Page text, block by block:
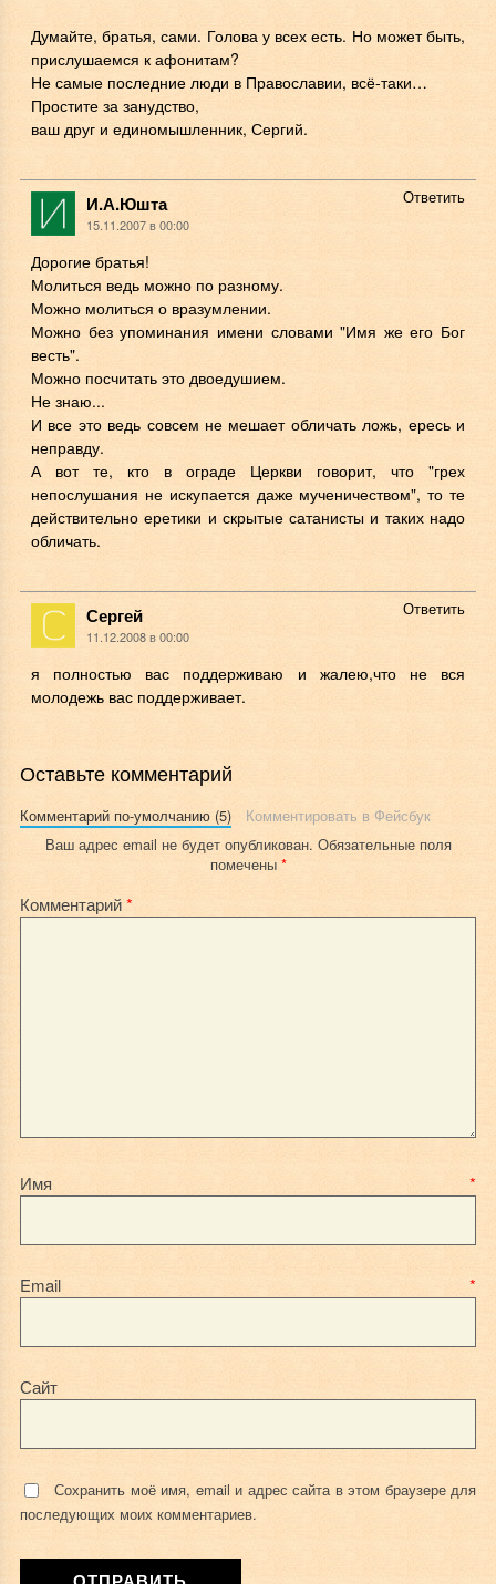
Думайте, братья, сами. Голова у всех есть. Но может быть,
прислушаемся к афонитам?
Не самые последние люди в Православии, всё-таки…
Простите за занудство,
ваш друг и единомышленник, Сергий.
И.А.Юшта
15.11.2007 в 00:00
Дорогие братья!
Молиться ведь можно по разному.
Можно молиться о вразумлении.
Можно без упоминания имени словами "Имя же его Бог
весть".
Можно посчитать это двоедушием.
Не знаю...
И все это ведь совсем не мешает обличать ложь, ересь и
неправду.
А вот те, кто в ограде Церкви говорит, что "грех
непослушания не искупается даже мученичеством", то те
действительно еретики и скрытые сатанисты и таких надо
обличать.
Ответить
Сергей
11.12.2008 в 00:00
я полностью вас поддерживаю и жалею,что не вся
молодежь вас поддерживает.
Ответить
Оставьте комментарий
Комментарий по-умолчанию (5)
Комментировать в Фейсбук
Ваш адрес email не будет опубликован. Обязательные поля
помечены *
Комментарий*
Имя*
Email*
Сайт
Сохранить моё имя, email и адрес сайта в этом браузере для
последующих моих комментариев.